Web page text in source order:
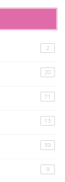
2
20
71
13
39
9